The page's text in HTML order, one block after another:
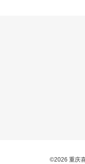
©2026 重庆